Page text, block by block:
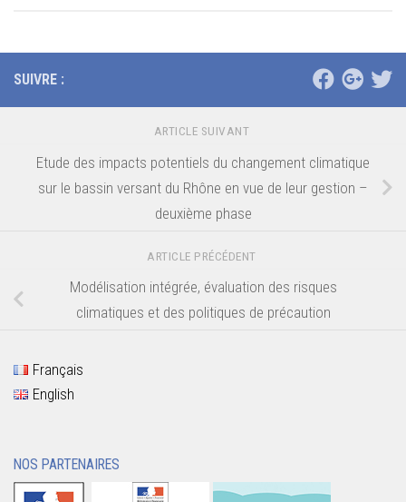
SUIVRE :
ARTICLE SUIVANT
Etude des impacts potentiels du changement climatique
sur le bassin versant du Rhône en vue de leur gestion –
deuxième phase
ARTICLE PRÉCÉDENT
Modélisation intégrée, évaluation des risques
climatiques et des politiques de précaution
Français
English
NOS PARTENAIRES